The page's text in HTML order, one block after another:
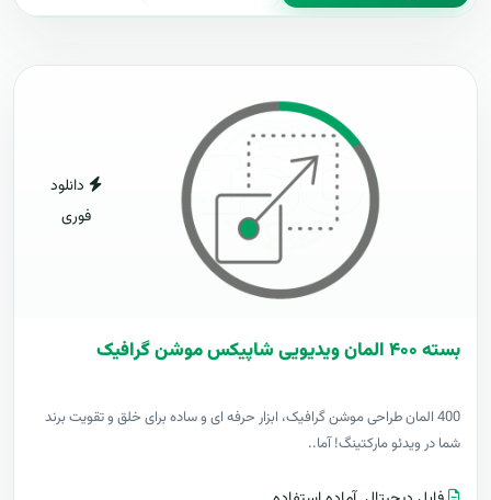
دانلود
فوری
بسته ۴۰۰ المان ویدیویی شاپیکس موشن گرافیک
400 المان طراحی موشن گرافیک، ابزار حرفه ای و ساده برای خلق و تقویت برند
شما در ویدئو مارکتینگ! آما..